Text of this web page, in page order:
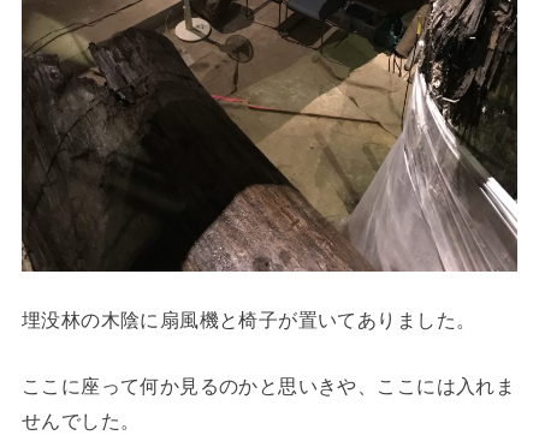
埋没林の木陰に扇風機と椅子が置いてありました。
ここに座って何か見るのかと思いきや、ここには入れま
せんでした。